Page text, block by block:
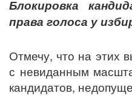
Блокировка
права голоса у
Отмечу, что на этих
с невиданным
кандидатов,